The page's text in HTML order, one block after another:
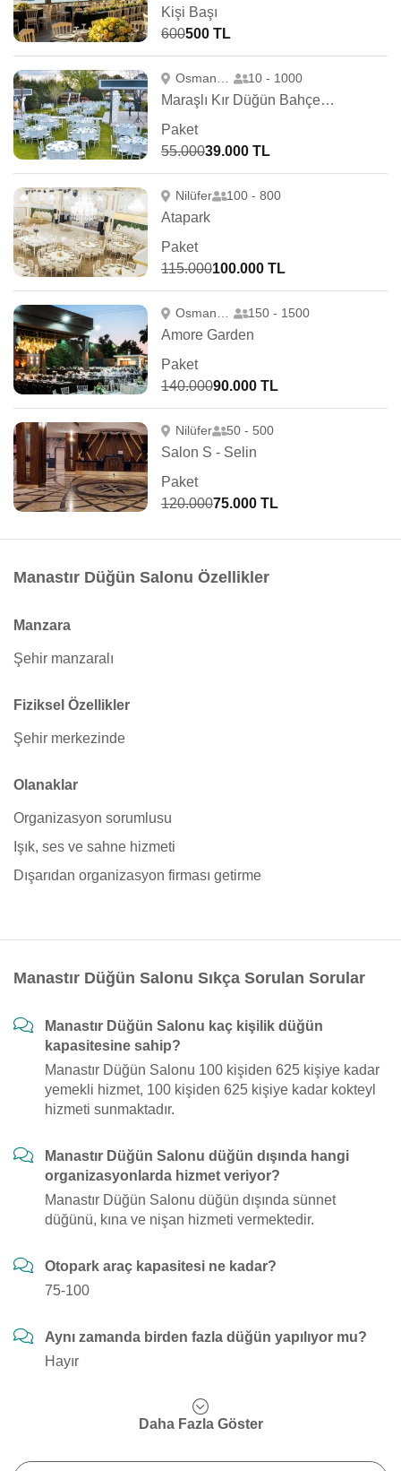
Kişi Başı
600500 TL
10 - 1000
Maraşlı Kır Düğün Bahçesi Ihlamur Park
Paket
55.00039.000 TL
Nilüfer 100 - 800
Atapark
Paket
115.000100.000 TL
150 - 1500
Amore Garden
Paket
140.00090.000 TL
Nilüfer 50 - 500
Salon S - Selin
Paket
120.00075.000 TL
Manastır Düğün Salonu Özellikler
Manzara
Şehir manzaralı
Fiziksel Özellikler
Şehir merkezinde
Olanaklar
Organizasyon sorumlusu
Işık, ses ve sahne hizmeti
Dışarıdan organizasyon firması getirme
Manastır Düğün Salonu Sıkça Sorulan Sorular
Manastır Düğün Salonu kaç kişilik düğün
kapasitesine sahip?
Manastır Düğün Salonu 100 kişiden 625 kişiye kadar
yemekli hizmet, 100 kişiden 625 kişiye kadar kokteyl
hizmeti sunmaktadır.
Manastır Düğün Salonu düğün dışında hangi
organizasyonlarda hizmet veriyor?
Manastır Düğün Salonu düğün dışında sünnet
düğünü, kına ve nişan hizmeti vermektedir.
Otopark araç kapasitesi ne kadar?
75-100
Aynı zamanda birden fazla düğün yapılıyor mu?
Hayır
Daha Fazla Göster